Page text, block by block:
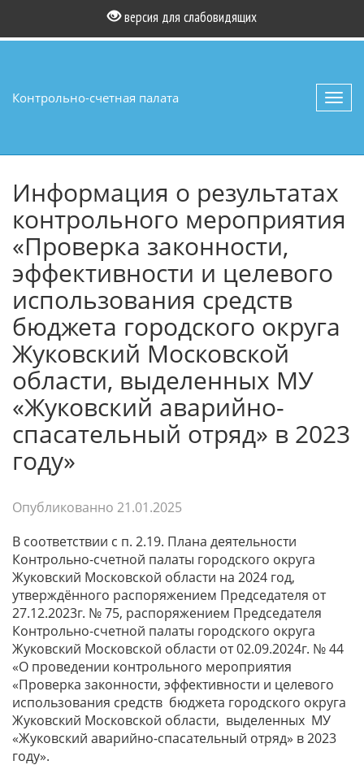
версия для слабовидящих
Контрольно-счетная палата
Информация о результатах
контрольного мероприятия
«Проверка законности,
эффективности и целевого
использования средств
бюджета городского округа
Жуковский Московской
области, выделенных МУ
«Жуковский аварийно-
спасательный отряд» в 2023
году»
Опубликованно 21.01.2025
В соответствии с п. 2.19. Плана деятельности
Контрольно-счетной палаты городского округа
Жуковский Московской области на 2024 год,
утверждённого распоряжением Председателя от
27.12.2023г. № 75, распоряжением Председателя
Контрольно-счетной палаты городского округа
Жуковский Московской области от 02.09.2024г. № 44
«О проведении контрольного мероприятия
«Проверка законности, эффективности и целевого
использования средств бюджета городского округа
Жуковский Московской области, выделенных МУ
«Жуковский аварийно-спасательный отряд» в 2023
году».